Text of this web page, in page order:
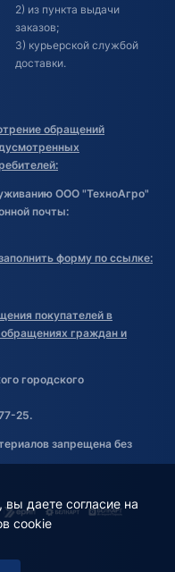
2) из пункта выдачи
заказов;
3) курьерской службой
доставки.
обращений
ООО "ТехноАгро"
почты:
форму по ссылке:
покупателей в
обращениях граждан и
городского
25.
запрещена без
даете согласие на
cookie